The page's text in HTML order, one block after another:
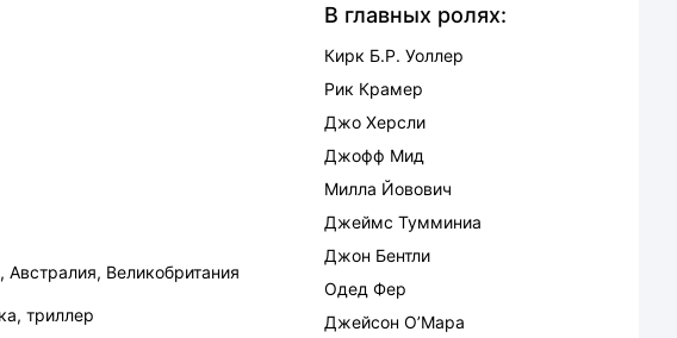
, Австралия, Великобритания
, триллер
В главных ролях:
Кирк Б.Р. Уоллер
Рик Крамер
Джо Херсли
Джофф Мид
Милла Йовович
Джеймс Тумминиа
Джон Бентли
Одед Фер
Джейсон О’Мара